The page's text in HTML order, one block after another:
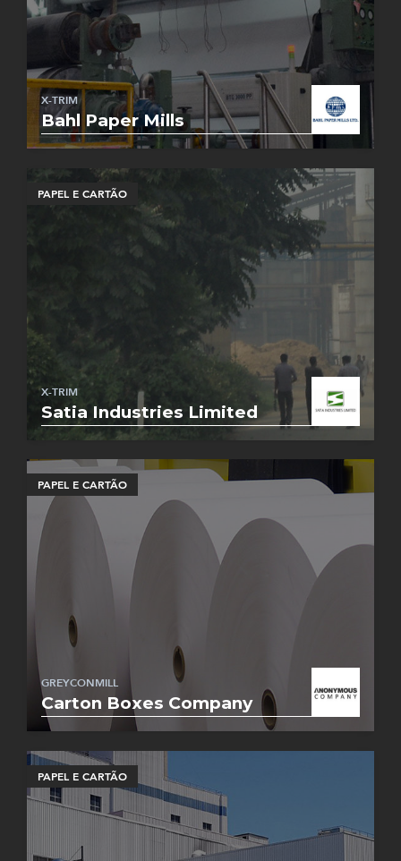
X-TRIM
Bahl Paper Mills
PAPEL E CARTÃO
X-TRIM
Satia Industries Limited
PAPEL E CARTÃO
GREYCONMILL
Carton Boxes Company
PAPEL E CARTÃO